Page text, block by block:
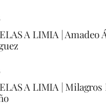
A LIMIA | Amadeo
A LIMIA |